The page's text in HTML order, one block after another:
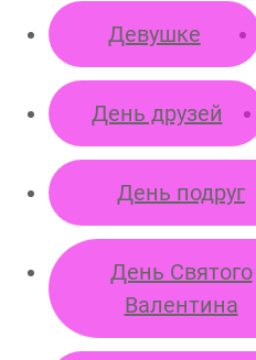
Девушке
День друзей
День подруг
День Святого
Валентина